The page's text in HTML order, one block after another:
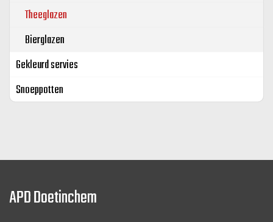
Theeglazen
Bierglazen
Gekleurd servies
Snoeppotten
APD Doetinchem